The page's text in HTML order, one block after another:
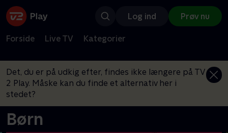
Log ind Prøv nu
Forside Live TV Kategorier
Det, du er på udkig efter, findes ikke længere på TV
2 Play. Måske kan du finde et alternativ her i
stedet?
Børn